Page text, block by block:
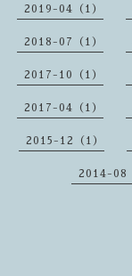
2019-04（1）
2018-07（1）
2017-10（1）
2017-04（1）
2015-12（1）
2014-08